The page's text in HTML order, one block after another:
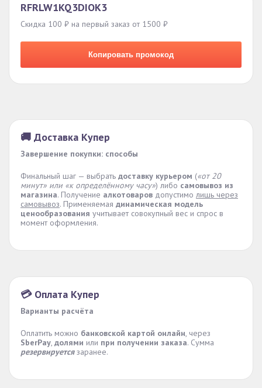
RFRLW1KQ3DIOK3
Скидка 100 ₽ на первый заказ от 1500 ₽
Копировать промокод
🚚 Доставка Купер
Завершение покупки: способы
Финальный шаг — выбрать доставку курьером («от 20
минут» или «к определённому часу») либо самовывоз из
магазина. Получение алкотоваров допустимо лишь через
самовывоз. Применяемая динамическая модель
ценообразования учитывает совокупный вес и спрос в
момент оформления.
💳 Оплата Купер
Варианты расчёта
Оплатить можно банковской картой онлайн, через
SberPay, долями или при получении заказа. Сумма
резервируетсязаранее.